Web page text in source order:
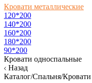
Кровати металлические
120*200
140*200
160*200
180*200
90*200
Кровати односпальные
Назад
Каталог/Спальня/